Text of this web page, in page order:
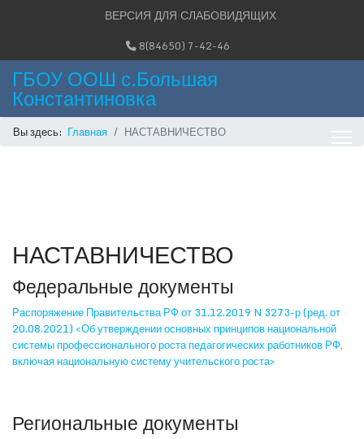
ВЕРСИЯ ДЛЯ СЛАБОВИДЯЩИХ
8(84650) 7-42-46
ГБОУ ООШ с.Большая
Константиновка
Вы здесь: Главная НАСТАВНИЧЕСТВО
НАСТАВНИЧЕСТВО
Федеральные документы
Распоряжение Правительства РФ от 31.12.2019 N 3273-р (ред. от
20.08.2021) <Об утверждении основных принципов национальной
системы профессионального роста педагогических работников РФ,
включая национальную систему учительского роста>
Региональные документы